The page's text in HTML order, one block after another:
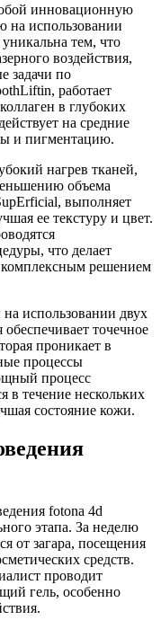
инновационную
на использовании
тем, что
воздействия,
задачи по
работает
в глубоких
на средние
и пигментацию.
нагрев тканей,
объема
выполняет
ее текстуру и цвет.
что делает
решением
использовании двух
точечное
проникает в
процессы
процесс
в течение нескольких
состояние кожи.
fotona 4d
этапа. За неделю
от загара, посещения
средств.
проводит
гель, особенно